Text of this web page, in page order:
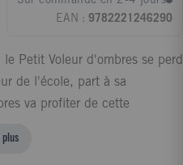
EAN : 9782221246290
le Petit Voleur d'ombres se perd
de l'école, part à sa
va profiter de cette
l'écrivain français le plus
plus